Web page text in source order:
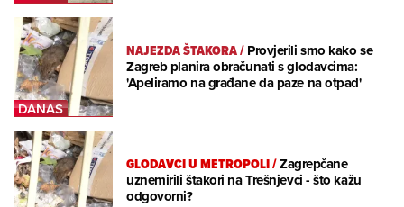
NAJEZDA ŠTAKORA/Provjerili smo kako se
Zagreb planira obračunati s glodavcima:
'Apeliramo na građane da paze na otpad'
GLODAVCI U METROPOLI/Zagrepčane
uznemirili štakori na Trešnjevci - što kažu
odgovorni?